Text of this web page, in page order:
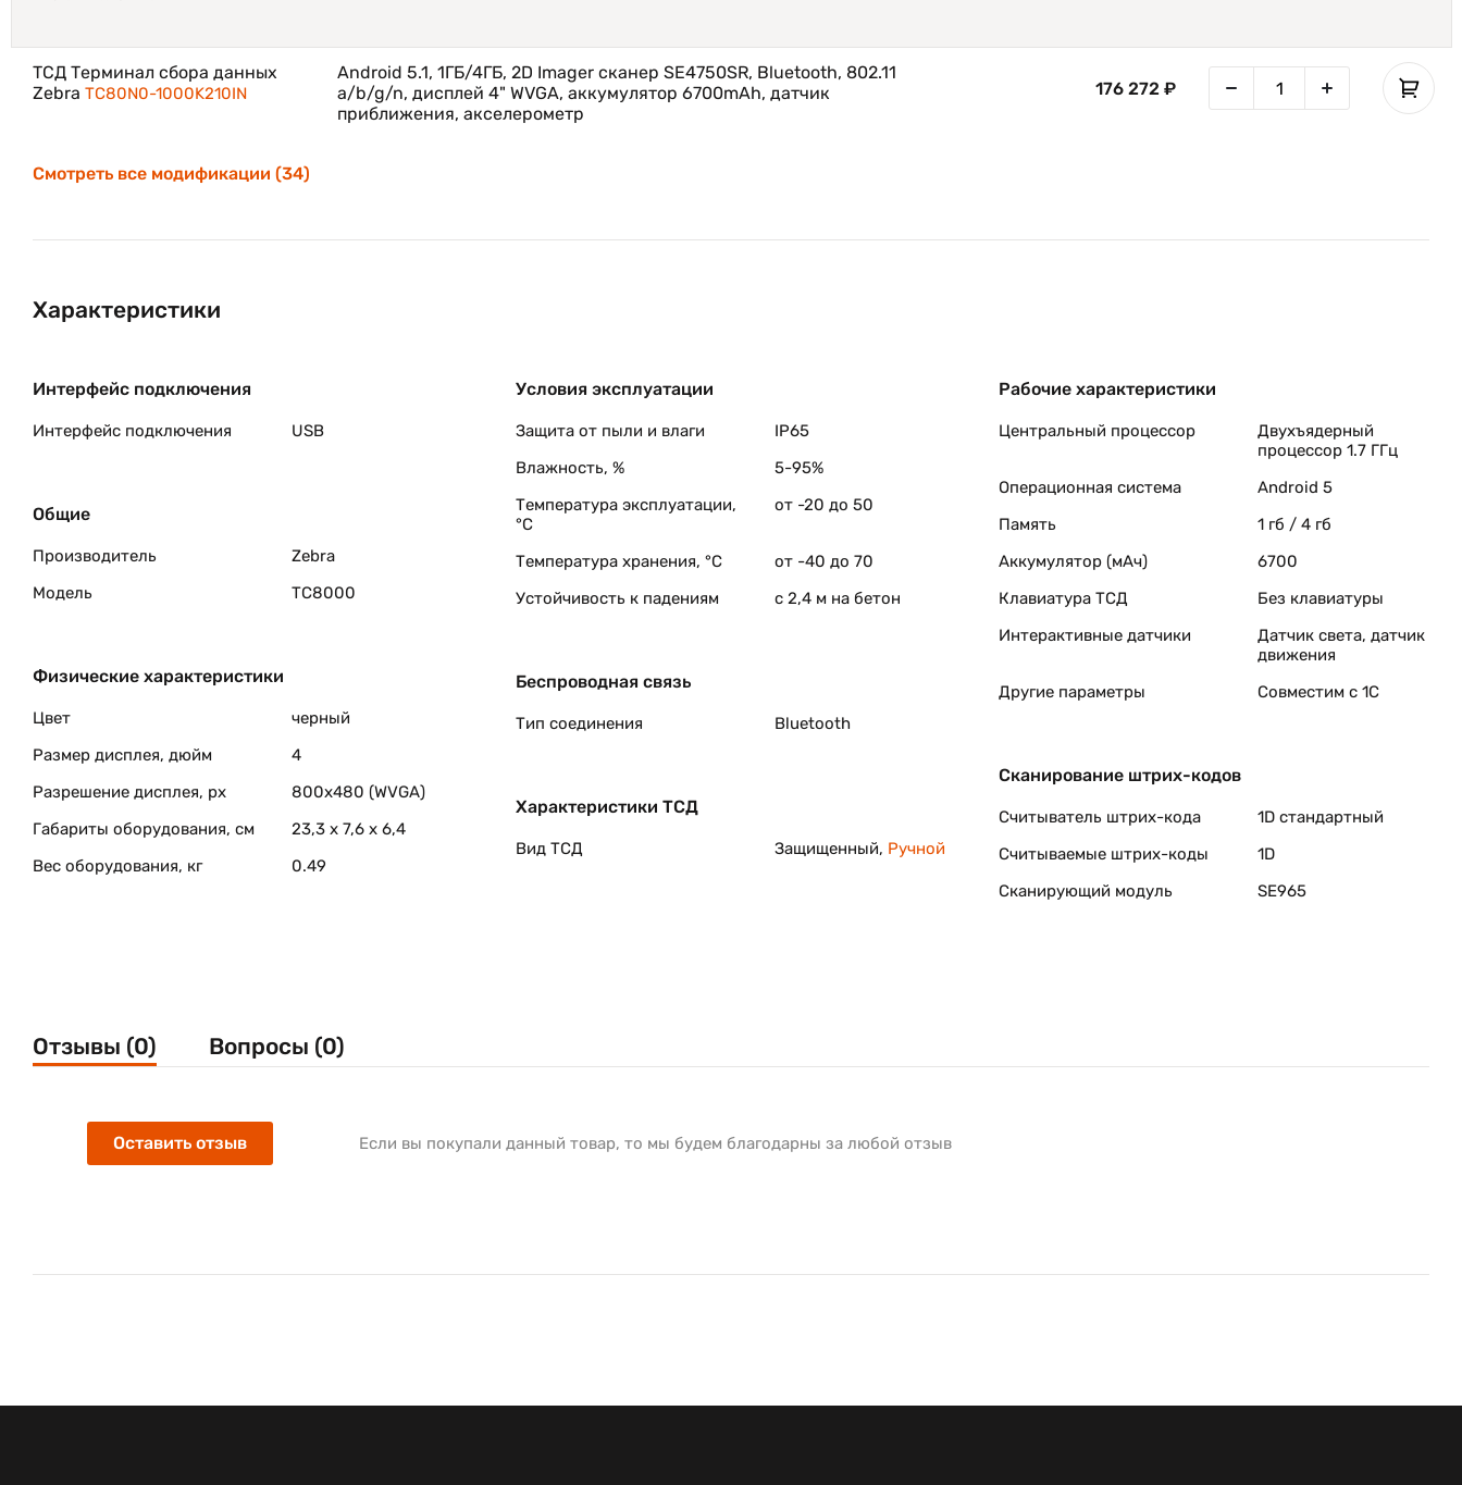
ТСД Терминал сбора данных
Zebra TC80N0-1000K210IN
Android 5.1, 1ГБ/4ГБ, 2D Imager сканер SE4750SR, Bluetooth, 802.11
a/b/g/n, дисплей 4" WVGA, аккумулятор 6700mAh, датчик
приближения, акселерометр
176 272 ₽
Смотреть все модификации (34)
Характеристики
Интерфейс подключения
Интерфейс подключения USB
Общие
Производитель
Zebra
Модель
TC8000
Физические характеристики
Цвет
черный
Размер дисплея, дюйм
4
Разрешение дисплея, px
800х480 (WVGA)
Габариты оборудования, см
23,3 x 7,6 x 6,4
Вес оборудования, кг
0.49
Условия эксплуатации
Защита от пыли и влаги
IP65
Влажность, %
5-95%
Температура эксплуатации,
°C
от -20 до 50
Температура хранения, °C
от -40 до 70
Устойчивость к падениям
с 2,4 м на бетон
Беспроводная связь
Тип соединения Bluetooth
Характеристики ТСД
Вид ТСД Защищенный, Ручной
Рабочие характеристики
Центральный процессор
Двухъядерный
процессор 1.7 ГГц
Операционная система
Android 5
Память
1 гб / 4 гб
Аккумулятор (мАч)
6700
Клавиатура ТСД
Без клавиатуры
Интерактивные датчики
Датчик света, датчик
движения
Другие параметры
Совместим с 1С
Сканирование штрих-кодов
Считыватель штрих-кода
1D стандартный
Считываемые штрих-коды
1D
Сканирующий модуль
SE965
Отзывы (0) Вопросы (0)
Оставить отзыв Если вы покупали данный товар, то мы будем благодарны за любой отзыв